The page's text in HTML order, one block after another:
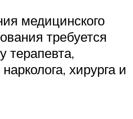
медицинского
требуется
терапевта,
хирурга и